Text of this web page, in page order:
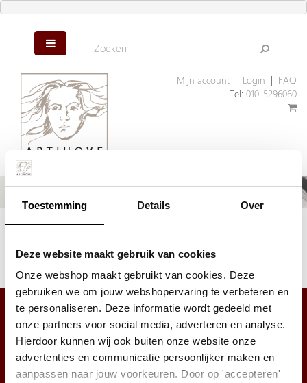
Toestemming Details Over
Deze website maakt gebruik van cookies
Onze webshop maakt gebruikt van cookies. Deze
gebruiken we om jouw webshopervaring te verbeteren en
te personaliseren. Deze informatie wordt gedeeld met
onze partners voor social media, adverteren en analyse.
Hierdoor kunnen wij ook buiten onze website onze
advertenties en communicatie persoonlijker maken en
aanpassen naar jouw voorkeuren. Door op 'accepteren'
Mijn account| Login
FAQ
Tel: 010-5296060
Klik hier om ons assortiment geschenken te bekijken.
INSCHRIJVEN
Schrijf u in voor de nieuwsbrief